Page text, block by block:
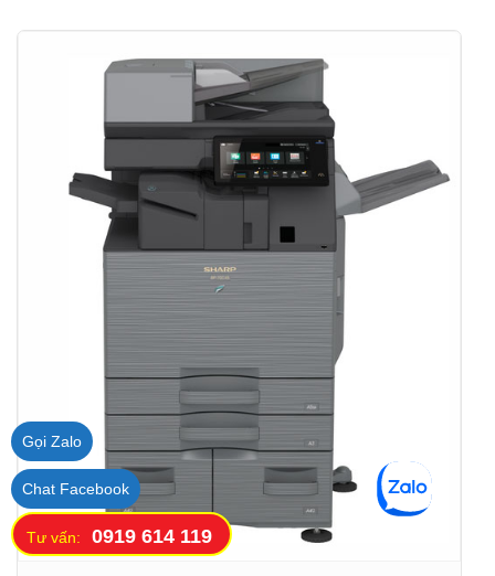
Gọi Zalo
Chat Facebook
Tư vấn: 0919 614 119